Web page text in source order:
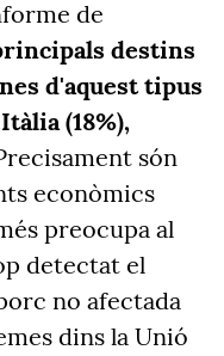
de
destins
d'aquest tipus
(18%),
són
econòmics
preocupa al
detectat el
no afectada
dins la Unió